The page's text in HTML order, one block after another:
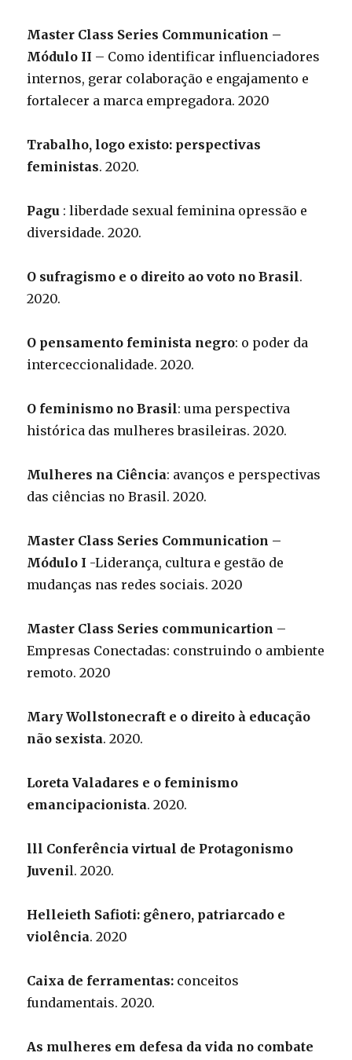
Master Class Series Communication –
Módulo II – Como identificar influenciadores
internos, gerar colaboração e engajamento e
fortalecer a marca empregadora. 2020
Trabalho, logo existo: perspectivas
feministas. 2020.
Pagu : liberdade sexual feminina opressão e
diversidade. 2020.
O sufragismo e o direito ao voto no Brasil.
2020.
O pensamento feminista negro: o poder da
interceccionalidade. 2020.
O feminismo no Brasil: uma perspectiva
histórica das mulheres brasileiras. 2020.
Mulheres na Ciência: avanços e perspectivas
das ciências no Brasil. 2020.
Master Class Series Communication –
Módulo I -Liderança, cultura e gestão de
mudanças nas redes sociais. 2020
Master Class Series communicartion –
Empresas Conectadas: construindo o ambiente
remoto. 2020
Mary Wollstonecraft e o direito à educação
não sexista. 2020.
Loreta Valadares e o feminismo
emancipacionista. 2020.
lll Conferência virtual de Protagonismo
Juvenil. 2020.
Helleieth Safioti: gênero, patriarcado e
violência. 2020
Caixa de ferramentas: conceitos
fundamentais. 2020.
As mulheres em defesa da vida no combate